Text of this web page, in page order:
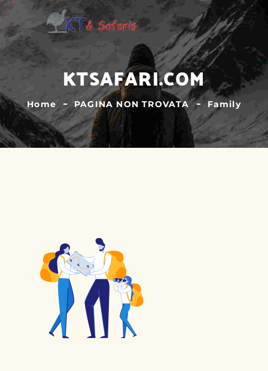
KTSAFARI.COM
Home PAGINA NON TROVATA Family